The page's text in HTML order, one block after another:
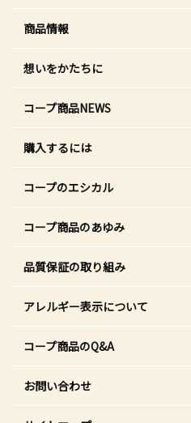
商品情報
想いをかたちに
コープ商品NEWS
購入するには
コープのエシカル
コープ商品のあゆみ
品質保証の取り組み
アレルギー表示について
コープ商品のQ&A
お問い合わせ